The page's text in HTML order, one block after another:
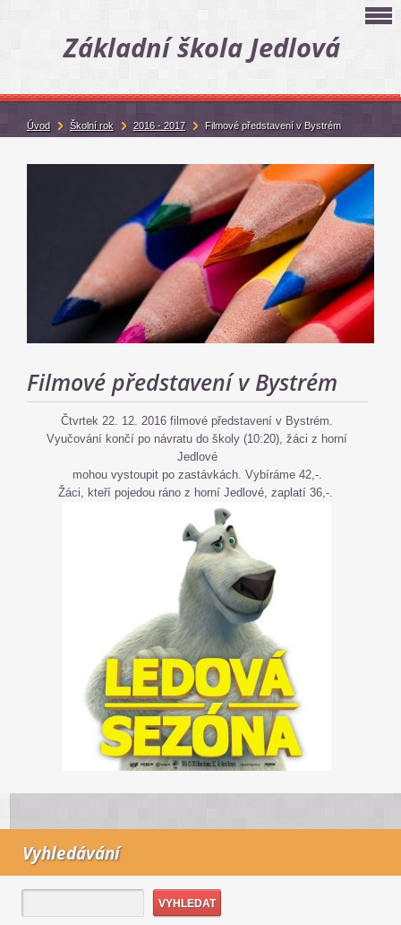
Základní škola Jedlová
Filmové představení v Bystrém
Čtvrtek 22. 12. 2016 filmové představení v Bystrém.
Vyučování končí po návratu do školy (10:20), žáci z horní
Jedlové
mohou vystoupit po zastávkách. Vybíráme 42,-.
Žáci, kteří pojedou ráno z horní Jedlové, zaplatí 36,-.
Vyhledávání
Úvod Školní rok 2016 - 2017 Filmové představení v Bystrém